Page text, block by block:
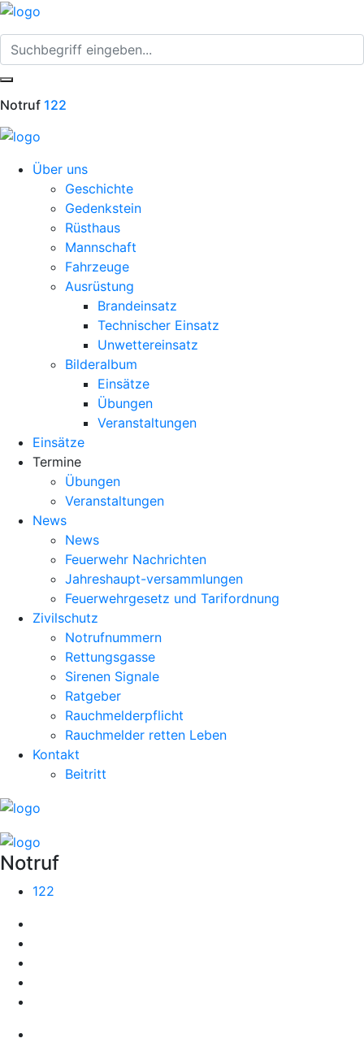
Notruf 122
Über uns
Geschichte
Gedenkstein
Rüsthaus
Mannschaft
Fahrzeuge
Ausrüstung
Brandeinsatz
Technischer Einsatz
Unwettereinsatz
Bilderalbum
Einsätze
Übungen
Veranstaltungen
Einsätze
Termine
Übungen
Veranstaltungen
News
News
Feuerwehr Nachrichten
Jahreshaupt-versammlungen
Feuerwehrgesetz und Tarifordnung
Zivilschutz
Notrufnummern
Rettungsgasse
Sirenen Signale
Ratgeber
Rauchmelderpflicht
Rauchmelder retten Leben
Kontakt
Beitritt
Notruf
122